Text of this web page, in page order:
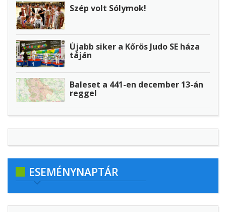
Szép volt Sólymok!
Újabb siker a Kőrös Judo SE háza
táján
Baleset a 441-en december 13-án
reggel
ESEMÉNYNAPTÁR